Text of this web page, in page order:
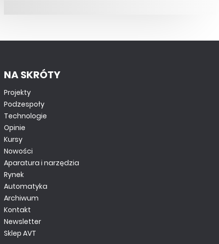
NA SKRÓTY
Projekty
Podzespoły
Technologie
Opinie
Kursy
Nowości
Aparatura i narzędzia
Rynek
Automatyka
Archiwum
Kontakt
Newsletter
Sklep AVT